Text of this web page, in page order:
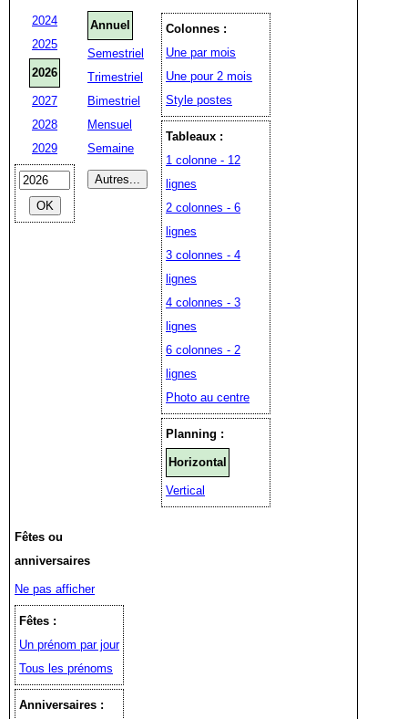
2024
2025
2026
2027
2028
2029
Annuel
Semestriel
Trimestriel
Bimestriel
Mensuel
Semaine
Colonnes :
Une par mois
Une pour 2 mois
Style postes
Tableaux :
1 colonne - 12
lignes
2 colonnes - 6
lignes
3 colonnes - 4
lignes
4 colonnes - 3
lignes
6 colonnes - 2
lignes
Photo au centre
Planning :
Horizontal
Vertical
Fêtes ou
anniversaires
Ne pas afficher
Fêtes :
Un prénom par jour
Tous les prénoms
Anniversaires :